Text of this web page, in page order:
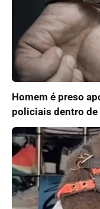
Homem é preso
policiais dentro de